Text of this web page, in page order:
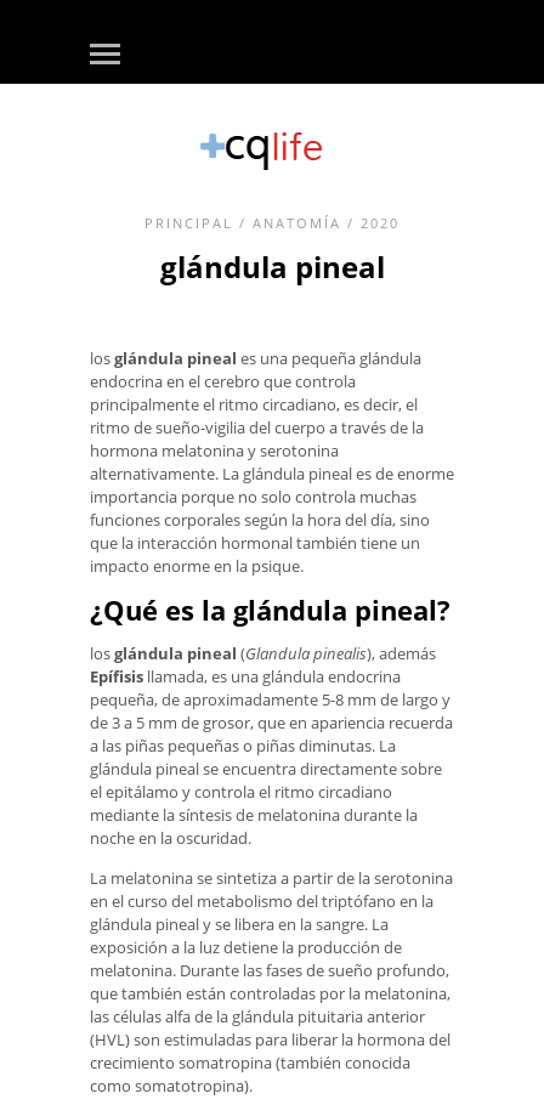
PRINCIPAL / ANATOMÍA / 2020
glándula pineal
losglándula pineal es una pequeña glándula
endocrina en el cerebro que controla
principalmente el ritmo circadiano, es decir, el
ritmo de sueño-vigilia del cuerpo a través de la
hormona melatonina y serotonina
alternativamente. La glándula pineal es de enorme
importancia porque no solo controla muchas
funciones corporales según la hora del día, sino
que la interacción hormonal también tiene un
impacto enorme en la psique.
¿Qué es la glándula pineal?
losglándula pineal (Glandula pinealis), además
Epífisis llamada, es una glándula endocrina
pequeña, de aproximadamente 5-8 mm de largo y
de 3 a 5 mm de grosor, que en apariencia recuerda
a las piñas pequeñas o piñas diminutas. La
glándula pineal se encuentra directamente sobre
el epitálamo y controla el ritmo circadiano
mediante la síntesis de melatonina durante la
noche en la oscuridad.
La melatonina se sintetiza a partir de la serotonina
en el curso del metabolismo del triptófano en la
glándula pineal y se libera en la sangre. La
exposición a la luz detiene la producción de
melatonina. Durante las fases de sueño profundo,
que también están controladas por la melatonina,
las células alfa de la glándula pituitaria anterior
(HVL) son estimuladas para liberar la hormona del
crecimiento somatropina (también conocida
como somatotropina).